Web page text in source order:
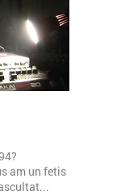
am un fetis